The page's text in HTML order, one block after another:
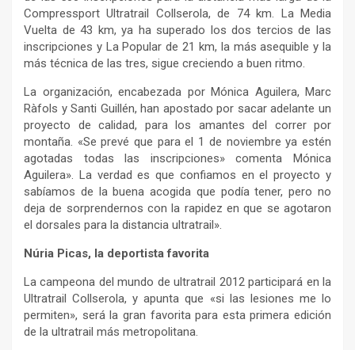
Compressport Ultratrail Collserola, de 74 km. La Media
Vuelta de 43 km, ya ha superado los dos tercios de las
inscripciones y La Popular de 21 km, la más asequible y la
más técnica de las tres, sigue creciendo a buen ritmo.
La organización, encabezada por Mónica Aguilera, Marc
Ràfols y Santi Guillén, han apostado por sacar adelante un
proyecto de calidad, para los amantes del correr por
montaña. «Se prevé que para el 1 de noviembre ya estén
agotadas todas las inscripciones» comenta Mónica
Aguilera». La verdad es que confiamos en el proyecto y
sabíamos de la buena acogida que podía tener, pero no
deja de sorprendernos con la rapidez en que se agotaron
el dorsales para la distancia ultratrail».
Núria Picas, la deportista favorita
La campeona del mundo de ultratrail 2012 participará en la
Ultratrail Collserola, y apunta que «si las lesiones me lo
permiten», será la gran favorita para esta primera edición
de la ultratrail más metropolitana.